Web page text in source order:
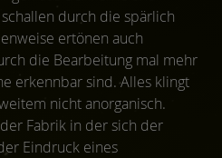
durch die spärlich
ertönen auch
die Bearbeitung mal mehr
erkennbar sind. Alles klingt
nicht anorganisch.
Fabrik in der sich der
Eindruck eines